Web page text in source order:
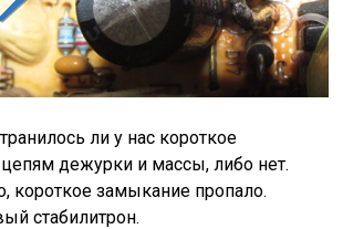
ли у нас короткое
дежурки и массы, либо нет.
короткое замыкание пропало.
стабилитрон.